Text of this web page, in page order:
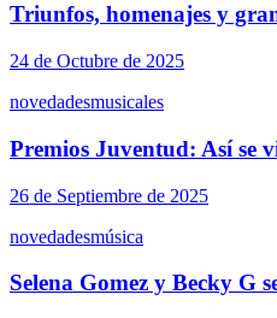
Triunfos, homenajes y
24 de Octubre de 2025
novedadesmusicales
Premios Juventud: Así se
26 de Septiembre de 2025
novedadesmúsica
Selena Gomez y Becky G